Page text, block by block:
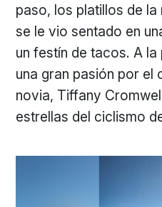
paso, los platillos de la
se le vio sentado en
un festín de tacos. A
una gran pasión por el
novia, Tiffany
estrellas del ciclismo